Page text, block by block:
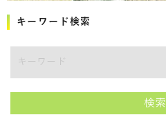
キーワード検索
検索